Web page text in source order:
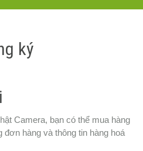
ký
Camera, bạn có thể mua hàng
hàng và thông tin hàng hoá